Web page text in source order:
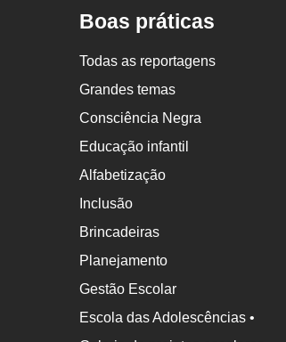
Boas práticas
Todas as reportagens
Grandes temas
Consciência Negra
Educação infantil
Alfabetização
Inclusão
Brincadeiras
Planejamento
Gestão Escolar
Escola das Adolescências •